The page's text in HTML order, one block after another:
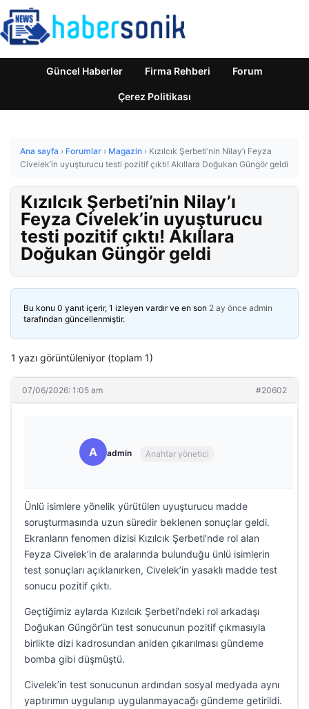
Güncel Haberler Firma Rehberi Forum
Çerez Politikası
Ana sayfa › Forumlar › Magazin › Kızılcık Şerbeti’nin Nilay’ı Feyza
Civelek’in uyuşturucu testi pozitif çıktı! Akıllara Doğukan Güngör geldi
Kızılcık Şerbeti’nin Nilay’ı
Feyza Civelek’in uyuşturucu
testi pozitif çıktı! Akıllara
Doğukan Güngör geldi
Bu konu 0 yanıt içerir, 1 izleyen vardır ve en son 2 ay önce admin
tarafından güncellenmiştir.
1 yazı görüntüleniyor (toplam 1)
07/06/2026: 1:05 am #20602
A admin Anahtar yönetici
Ünlü isimlere yönelik yürütülen uyuşturucu madde
soruşturmasında uzun süredir beklenen sonuçlar geldi.
Ekranların fenomen dizisi Kızılcık Şerbeti’nde rol alan
Feyza Civelek’in de aralarında bulunduğu ünlü isimlerin
test sonuçları açıklanırken, Civelek’in yasaklı madde test
sonucu pozitif çıktı.
Geçtiğimiz aylarda Kızılcık Şerbeti’ndeki rol arkadaşı
Doğukan Güngör’ün test sonucunun pozitif çıkmasıyla
birlikte dizi kadrosundan aniden çıkarılması gündeme
bomba gibi düşmüştü.
Civelek’in test sonucunun ardından sosyal medyada aynı
yaptırımın uygulanıp uygulanmayacağı gündeme getirildi.